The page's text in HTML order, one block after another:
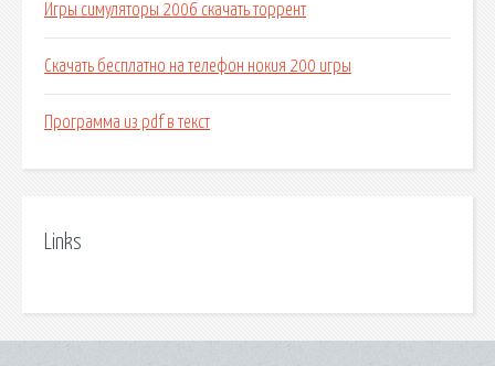
Игры симуляторы 2006 скачать торрент
Скачать бесплатно на телефон нокия 200 игры
Программа из pdf в текст
Links